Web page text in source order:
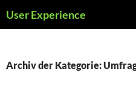
Inhalt
User Experience
Archiv der Kategorie: